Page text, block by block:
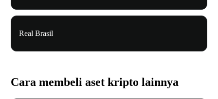
Real Brasil
Cara membeli aset kripto lainnya